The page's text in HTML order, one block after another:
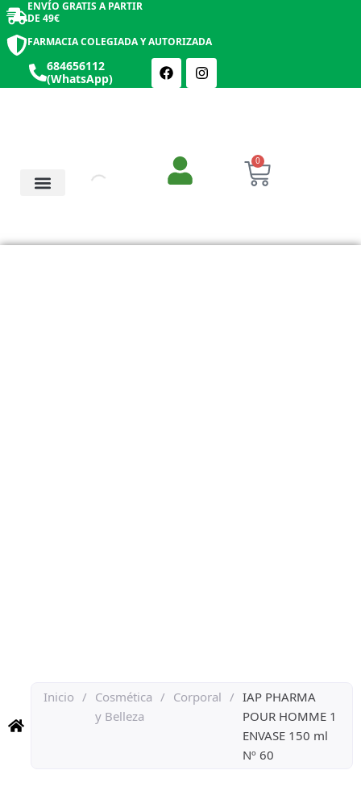
ENVÍO GRATIS A PARTIR
DE 49€
FARMACIA COLEGIADA Y AUTORIZADA
684656112
(WhatsApp)
0
Inicio / Cosmética
y Belleza
/ Corporal / IAP PHARMA
POUR HOMME 1
ENVASE 150 ml
Nº 60